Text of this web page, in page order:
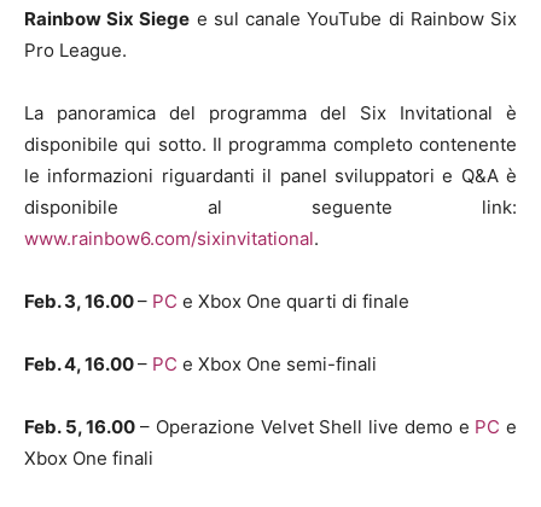
Rainbow Six Siege e sul canale YouTube di Rainbow Six
Pro League.
La panoramica del programma del Six Invitational è
disponibile qui sotto. Il programma completo contenente
le informazioni riguardanti il panel sviluppatori e Q&A è
disponibile al seguente link:
www.rainbow6.com/sixinvitational.
Feb. 3, 16.00– PC e Xbox One quarti di finale
Feb. 4, 16.00– PC e Xbox One semi-finali
Feb. 5, 16.00– Operazione Velvet Shell live demo e PC e
Xbox One finali